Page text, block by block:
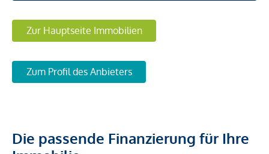
Zur Hauptseite Immobilien
Zum Profil des Anbieters
Die passende Finanzierung für Ihre